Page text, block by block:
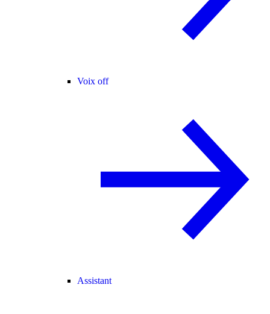
Voix off
Assistant